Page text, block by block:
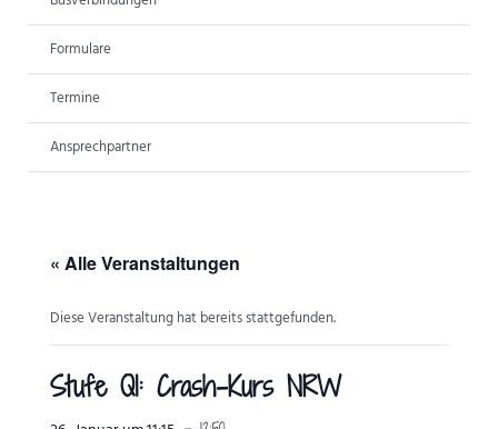
ANSPRECHPARTNER
Formulare
Termine
Ansprechpartner
« Alle Veranstaltungen
Diese Veranstaltung hat bereits stattgefunden.
Stufe Q1: Crash-Kurs NRW